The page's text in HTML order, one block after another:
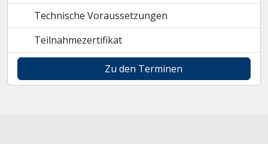
Technische Voraussetzungen
Teilnahmezertifikat
Zu den Terminen